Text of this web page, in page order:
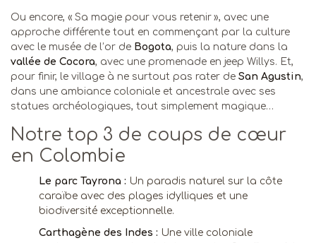
Ou encore, « Sa magie pour vous retenir », avec une
approche différente tout en commençant par la culture
avec le musée de l’or de Bogota, puis la nature dans la
vallée de Cocora, avec une promenade en jeep Willys. Et,
pour finir, le village à ne surtout pas rater de San Agustin,
dans une ambiance coloniale et ancestrale avec ses
statues archéologiques, tout simplement magique…
Notre top 3 de coups de cœur
en Colombie
Le parc Tayrona : Un paradis naturel sur la côte
caraïbe avec des plages idylliques et une
biodiversité exceptionnelle.
Carthagène des Indes : Une ville coloniale